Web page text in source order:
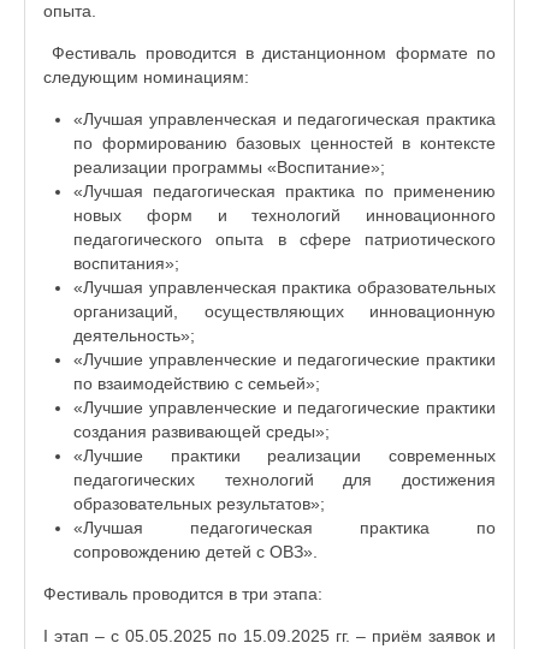
опыта.
Фестиваль проводится в дистанционном формате по
следующим номинациям:
«Лучшая управленческая и педагогическая практика
по формированию базовых ценностей в контексте
реализации программы «Воспитание»;
«Лучшая педагогическая практика по применению
новых форм и технологий инновационного
педагогического опыта в сфере патриотического
воспитания»;
«Лучшая управленческая практика образовательных
организаций, осуществляющих инновационную
деятельность»;
«Лучшие управленческие и педагогические практики
по взаимодействию с семьей»;
«Лучшие управленческие и педагогические практики
создания развивающей среды»;
«Лучшие практики реализации современных
педагогических технологий для достижения
образовательных результатов»;
«Лучшая педагогическая практика по
сопровождению детей с ОВЗ».
Фестиваль проводится в три этапа:
I этап – с 05.05.2025 по 15.09.2025 гг. – приём заявок и